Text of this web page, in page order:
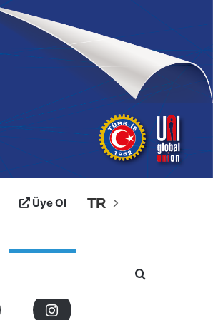
Üye Ol TR
Arama yap